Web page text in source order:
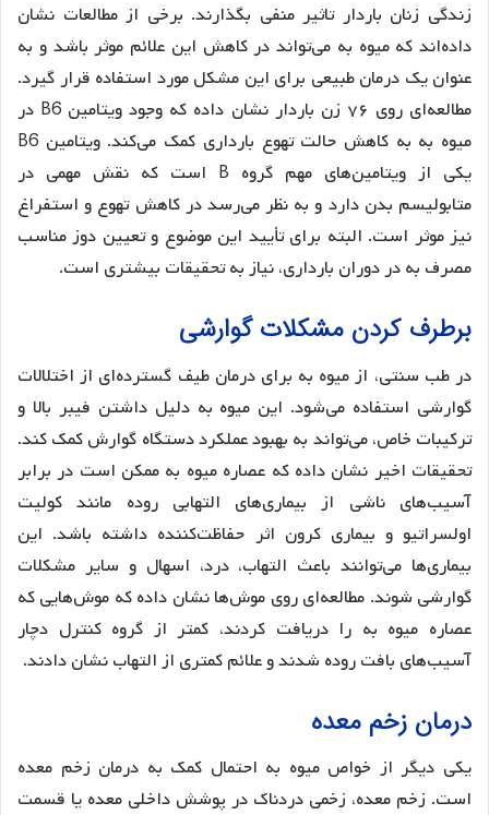
زندگی زنان باردار تاثیر منفی بگذارند. برخی از مطالعات نشان
داده‌اند که میوه به می‌تواند در کاهش این علائم موثر باشد و به
عنوان یک درمان طبیعی برای این مشکل مورد استفاده قرار گیرد.
مطالعه‌ای روی ۷۶ زن باردار نشان داده که وجود ویتامین B6 در
میوه به به کاهش حالت تهوع بارداری کمک می‌کند. ویتامین B6
یکی از ویتامین‌های مهم گروه B است که نقش مهمی در
متابولیسم بدن دارد و به نظر می‌رسد در کاهش تهوع و استفراغ
نیز موثر است. البته برای تأیید این موضوع و تعیین دوز مناسب
مصرف به در دوران بارداری، نیاز به تحقیقات بیشتری است.
برطرف کردن مشکلات گوارشی
در طب سنتی، از میوه به برای درمان طیف گسترده‌ای از اختلالات
گوارشی استفاده می‌شود. این میوه به دلیل داشتن فیبر بالا و
ترکیبات خاص، می‌تواند به بهبود عملکرد دستگاه گوارش کمک کند.
تحقیقات اخیر نشان داده که عصاره میوه به ممکن است در برابر
آسیب‌های ناشی از بیماری‌های التهابی روده مانند کولیت
اولسراتیو و بیماری کرون اثر حفاظت‌کننده داشته باشد. این
بیماری‌ها می‌توانند باعث التهاب، درد، اسهال و سایر مشکلات
گوارشی شوند. مطالعه‌ای روی موش‌ها نشان داده که موش‌هایی که
عصاره میوه به را دریافت کردند، کمتر از گروه کنترل دچار
آسیب‌های بافت روده شدند و علائم کمتری از التهاب نشان دادند.
درمان زخم معده
یکی دیگر از خواص میوه به احتمال کمک به درمان زخم معده
است. زخم معده، زخمی دردناک در پوشش داخلی معده یا قسمت